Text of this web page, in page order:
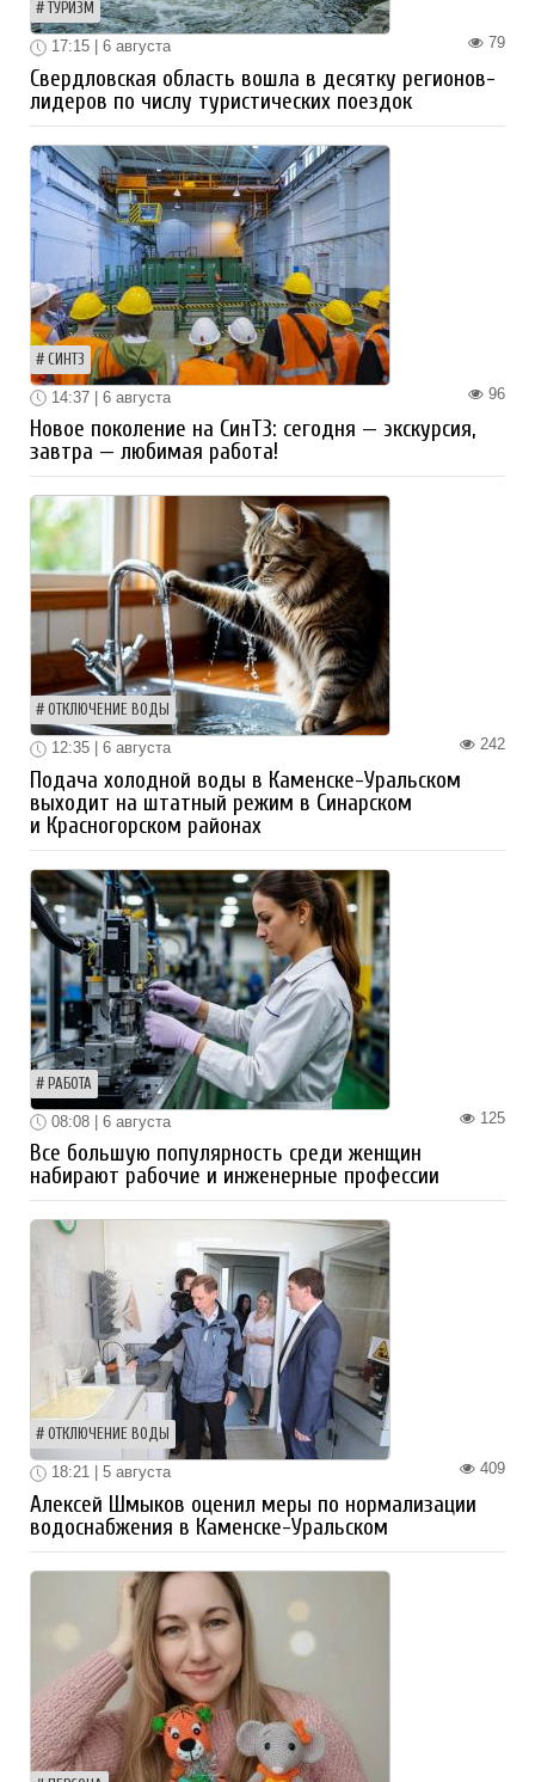
ТУРИЗМ
79
17:15 | 6 августа
Свердловская область вошла в десятку регионов-
лидеров по числу туристических поездок
СИНТЗ
96
14:37 | 6 августа
Новое поколение на СинТЗ: сегодня — экскурсия,
завтра — любимая работа!
ОТКЛЮЧЕНИЕ ВОДЫ
242
12:35 | 6 августа
Подача холодной воды в Каменске-Уральском
выходит на штатный режим в Синарском
и Красногорском районах
РАБОТА
125
08:08 | 6 августа
Все большую популярность среди женщин
набирают рабочие и инженерные профессии
ОТКЛЮЧЕНИЕ ВОДЫ
409
18:21 | 5 августа
Алексей Шмыков оценил меры по нормализации
водоснабжения в Каменске-Уральском